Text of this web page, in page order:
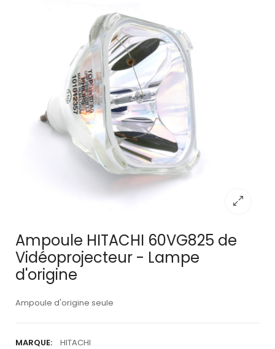
Ampoule HITACHI 60VG825 de
Vidéoprojecteur - Lampe
d'origine
Ampoule d'origine seule
MARQUE:
HITACHI